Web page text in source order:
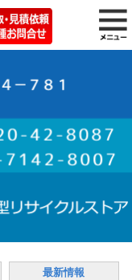
最新情報